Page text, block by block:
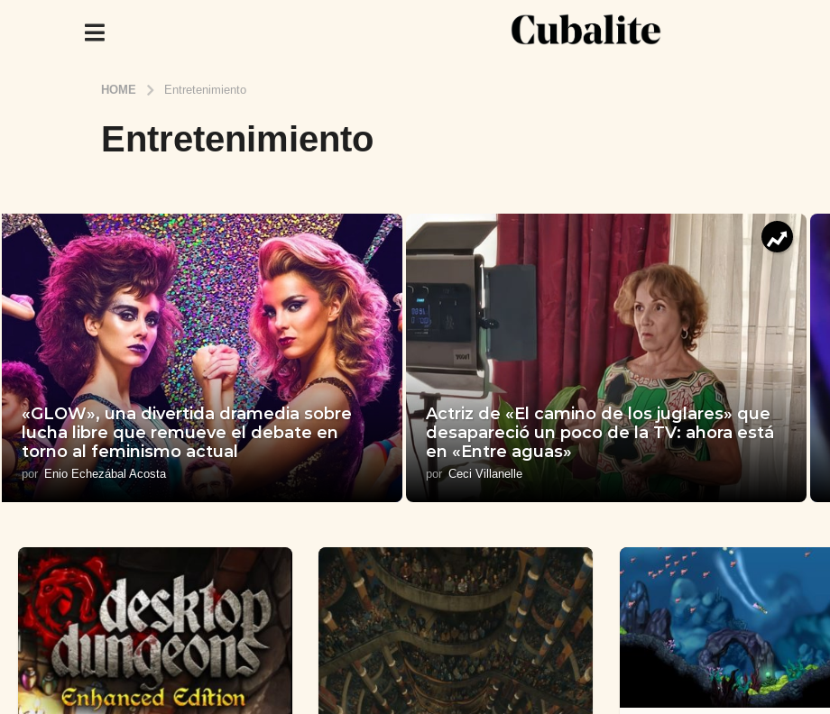
HOME Entretenimiento
Entretenimiento
«GLOW», una divertida dramedia sobre
lucha libre que remueve el debate en
torno al feminismo actual
por Enio Echezábal Acosta
Actriz de «El camino de los juglares» que
desapareció un poco de la TV: ahora está
en «Entre aguas»
por Ceci Villanelle